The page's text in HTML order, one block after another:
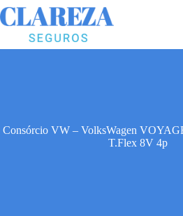
Pular
para
conteúdo
Consórcio VW – VolksWagen
T.Flex 8V 4p